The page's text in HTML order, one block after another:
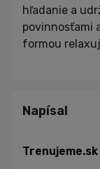
hľadanie a
povinnosťami
formou
Napísal
Trenujeme.sk